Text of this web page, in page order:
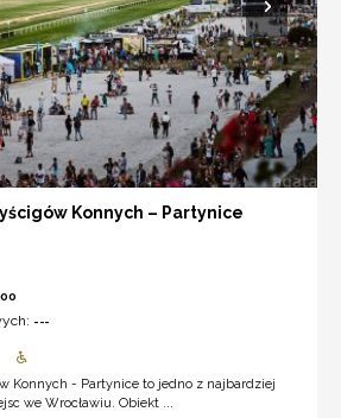
Konnych – Partynice
---
Konnych - Partynice to jedno z najbardziej
we Wrocławiu. Obiekt ...